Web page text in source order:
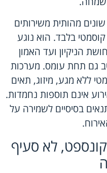
שונים מהותית משירותים
קוסמטי בלבד. הוא נוגע
הניקיון ועד האמון
גם תחת עומס. מערכות
ללא מגע, מיזוג, תאים
אינם תוספות נחמדות.
בסיסיים לשמירה על
לא סעיף